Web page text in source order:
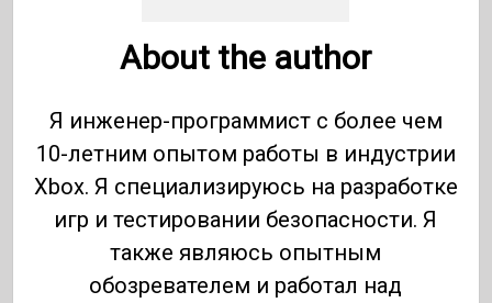
About the author
Я инженер-программист с более чем
10-летним опытом работы в индустрии
Xbox. Я специализируюсь на разработке
игр и тестировании безопасности. Я
также являюсь опытным
обозревателем и работал над